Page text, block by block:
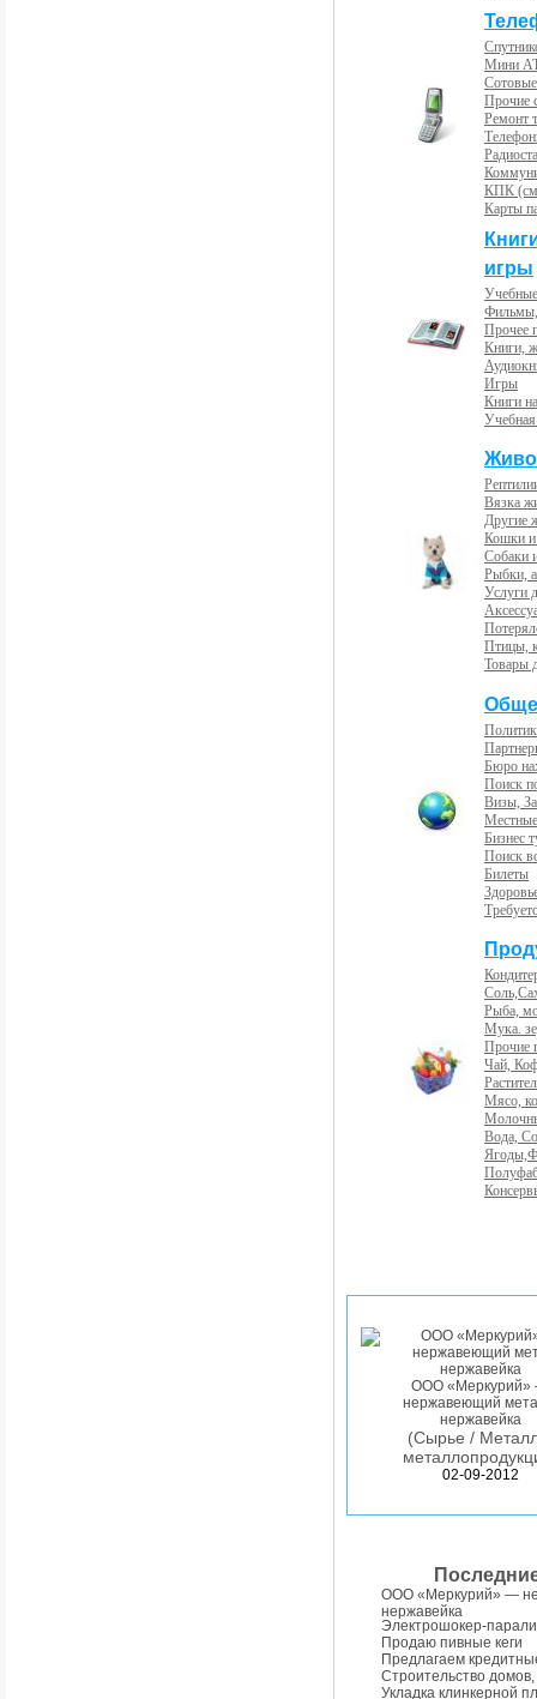
Мини
Прочие
Ремонт
КПК
Карты
игры
Прочее
Книги,
Игры
Книги
Вязка
Другие
Кошки и
Собаки
Рыбки,
Услуги
Птицы,
Товары
Бюро
Поиск
Визы,
Бизнес
Поиск
Билеты
Рыба,
Мука.
Прочие
Чай,
Мясо,
Вода,
ООО
нержавеющий
нержавейка
(Сырье /
02-09-2012
ООО «Меркурий» —
нержавейка
Электрошокер-
Продаю пивные кеги
Предлагаем
Строительство
Укладка клинкерной